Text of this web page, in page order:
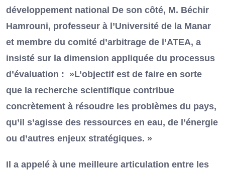
développement national De son côté, M. Béchir
Hamrouni, professeur à l’Université de la Manar
et membre du comité d’arbitrage de l’ATEA, a
insisté sur la dimension appliquée du processus
d’évaluation : »L’objectif est de faire en sorte
que la recherche scientifique contribue
concrètement à résoudre les problèmes du pays,
qu’il s’agisse des ressources en eau, de l’énergie
ou d’autres enjeux stratégiques. »
Il a appelé à une meilleure articulation entre les